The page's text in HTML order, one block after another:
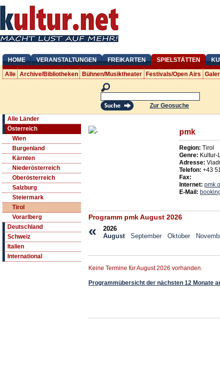
HOME VERANSTALTUNGEN FREIKARTEN SPIELSTÄTTEN
Alle Archive/Bibliotheken Bühnen/Musiktheater Festivals/Open Airs
Zur Geosuche
Alle Länder
Österreich
Wien
Burgenland
Kärnten
Niederösterreich
Oberösterreich
Salzburg
Steiermark
Tirol
Vorarlberg
Deutschland
Schweiz
Italien
International
pmk
Region: Tirol
Genre: Kultur-
Adresse:
Telefon: +43
Fax:
Internet:
E-Mail:
Programm pmk August 2026
«
2026
August
September Oktober
Keine Termine für August 2026 vorhanden.
Programmübersicht der nächsten 12 Monate